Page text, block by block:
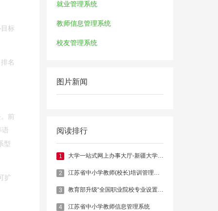
就业管理系统
教师信息管理系统
校友管理系统
图片新闻
阅读排行
1 大学一站式网上办事大厅-新疆大学官网
2 江苏省中小学教师(校长)培训管理系统
3 教育部升级“全国职业院校专业设置管理与公共信息服务平台”
4 江苏省中小学教师信息管理系统
标
名
前
语
型
扩